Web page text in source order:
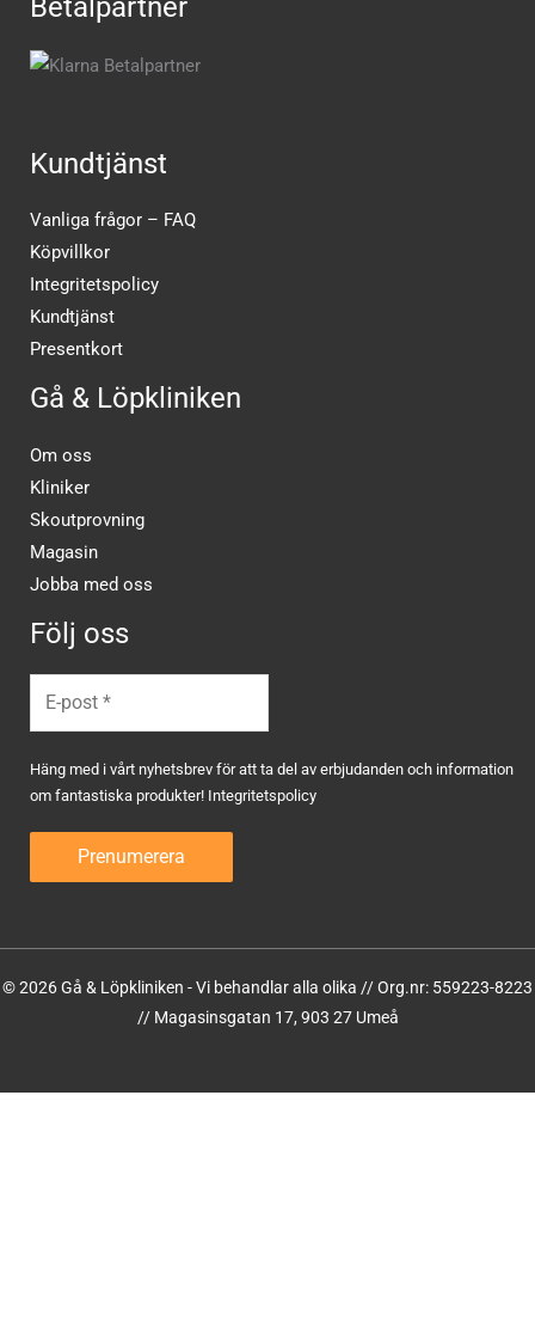
Betalpartner
Kundtjänst
Vanliga frågor – FAQ
Köpvillkor
Integritetspolicy
Kundtjänst
Presentkort
Gå & Löpkliniken
Om oss
Kliniker
Skoutprovning
Magasin
Jobba med oss
Följ oss
Häng med i vårt nyhetsbrev för att ta del av erbjudanden och information
om fantastiska produkter! Integritetspolicy
© 2026 Gå & Löpkliniken - Vi behandlar alla olika // Org.nr: 559223-8223
// Magasinsgatan 17, 903 27 Umeå